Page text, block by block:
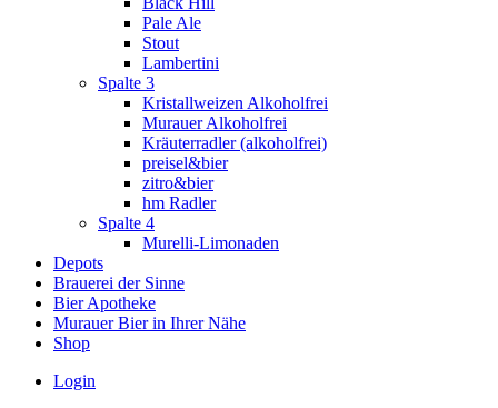
Pale Ale
Stout
Lambertini
Spalte 3
Kristallweizen Alkoholfrei
Murauer Alkoholfrei
Kräuterradler (alkoholfrei)
preisel&bier
zitro&bier
hm Radler
Spalte 4
Murelli-Limonaden
Depots
Brauerei der Sinne
Bier Apotheke
Murauer Bier in Ihrer Nähe
Shop
Login